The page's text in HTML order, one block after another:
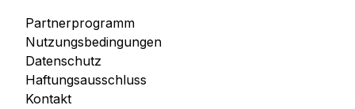
Partnerprogramm
Nutzungsbedingungen
Datenschutz
Haftungsausschluss
Kontakt